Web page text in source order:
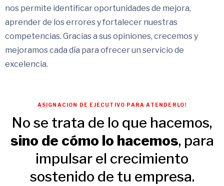
nos permite identificar oportunidades de mejora,
aprender de los errores y fortalecer nuestras
competencias. Gracias a sus opiniones, crecemos y
mejoramos cada día para ofrecer un servicio de
excelencia.
ASIGNACION DE EJECUTIVO PARA ATENDERLO!
No se trata de lo que hacemos,
sino de cómo lo hacemos, para
impulsar el crecimiento
sostenido de tu empresa.